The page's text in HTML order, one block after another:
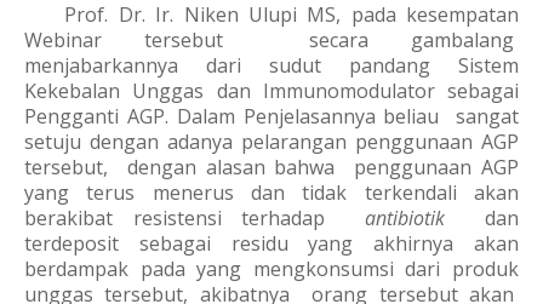
Prof. Dr. Ir. Niken Ulupi MS, pada kesempatan
Webinar tersebut secara gambalang
menjabarkannya dari sudut pandang Sistem
Kekebalan Unggas dan Immunomodulator sebagai
Pengganti AGP. Dalam Penjelasannya beliau sangat
setuju dengan adanya pelarangan penggunaan AGP
tersebut, dengan alasan bahwa penggunaan AGP
yang terus menerus dan tidak terkendali akan
berakibat resistensi terhadap antibiotik dan
terdeposit sebagai residu yang akhirnya akan
berdampak pada yang mengkonsumsi dari produk
unggas tersebut, akibatnya orang tersebut akan